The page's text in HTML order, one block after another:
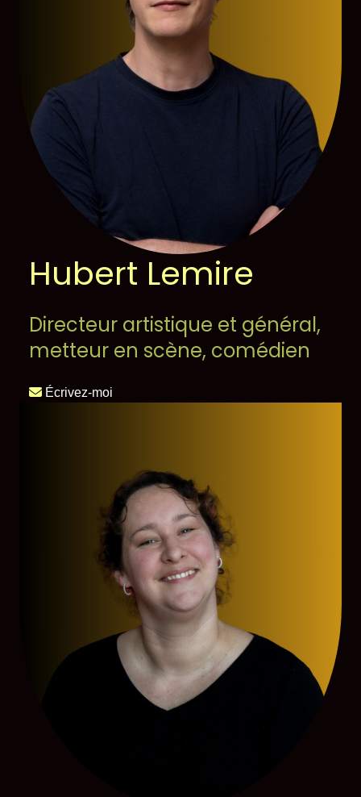
Votre soutien
Desjardins fait la paire
Hubert Lemire
Directeur artistique et général,
metteur en scène, comédien
Écrivez-moi